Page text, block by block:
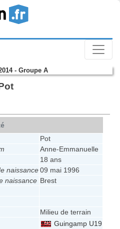
- Groupe A
Pot
Anne-Emmanuelle
18 ans
naissance 09 mai 1996
naissance Brest
Milieu de terrain
Guingamp U19